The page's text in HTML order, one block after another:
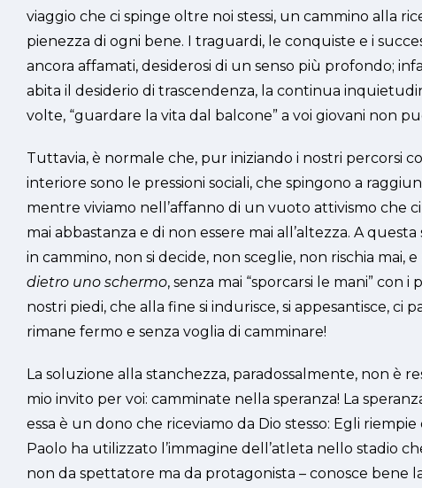
viaggio che ci spinge oltre noi stessi, un cammino alla
pienezza di ogni bene. I traguardi, le conquiste e i
ancora affamati, desiderosi di un senso più profondo;
abita il desiderio di trascendenza, la continua
volte, “guardare la vita dal balcone” a voi giovani non
Tuttavia, è normale che, pur iniziando i nostri percorsi
interiore sono le pressioni sociali, che spingono a
mentre viviamo nell’affanno di un vuoto attivismo che
mai abbastanza e di non essere mai all’altezza. A
in cammino, non si decide, non sceglie, non rischia mai,
dietro uno schermo, senza mai “sporcarsi le mani”
nostri piedi, che alla fine si indurisce, si appesantisce, ci
rimane fermo e senza voglia di camminare!
La soluzione alla stanchezza, paradossalmente, non è
mio invito per voi: camminate nella speranza! La
essa è un dono che riceviamo da Dio stesso: Egli
Paolo ha utilizzato l’immagine dell’atleta nello stadio
non da spettatore ma da protagonista – conosce bene